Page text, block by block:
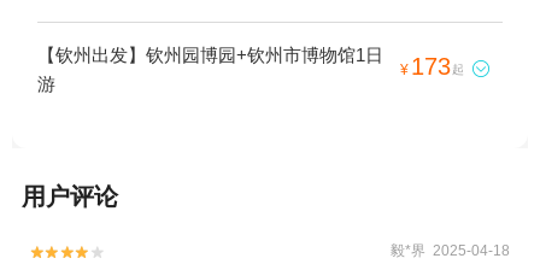
【钦州出发】钦州园博园+钦州市博物馆1日
游
¥ 173起 
用户评论

 毅*界 2025-04-18